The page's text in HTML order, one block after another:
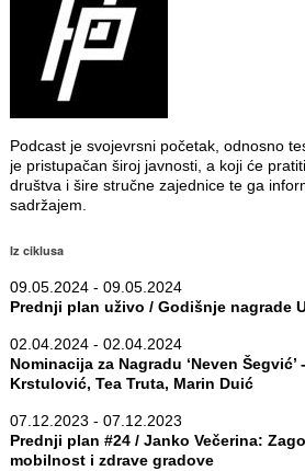
Podcast je svojevrsni početak, odnosno
je pristupačan široj javnosti, a koji će
društva i šire stručne zajednice te ga
sadržajem.
Iz ciklusa
09.05.2024 - 09.05.2024
Prednji plan uživo / Godišnje nagrade
02.04.2024 - 02.04.2024
Nominacija za Nagradu ‘Neven
Krstulović, Tea Truta, Marin Duić
07.12.2023 - 07.12.2023
Prednji plan #24 / Janko Večerina:
mobilnost i zdrave gradove